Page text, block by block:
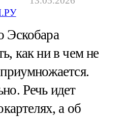
Эскобара
как ни в чем не
Речь идет
а об